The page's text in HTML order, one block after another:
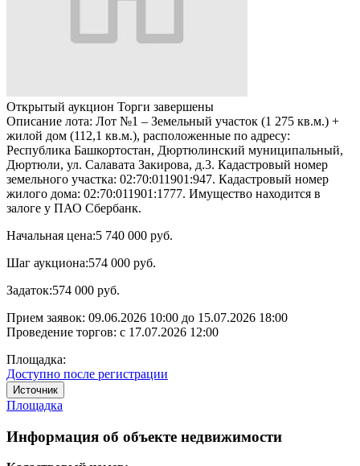
Открытый аукцион Торги завершены
Описание лота: Лот №1 – Земельный участок (1 275 кв.м.) +
жилой дом (112,1 кв.м.), расположенные по адресу:
Республика Башкортостан, Дюртюлинский муниципальный,
Дюртюли, ул. Салавата Закирова, д.3. Кадастровый номер
земельного участка: 02:70:011901:947. Кадастровый номер
жилого дома: 02:70:011901:1777. Имущество находится в
залоге у ПАО Сбербанк.
Начальная цена:5 740 000 руб.
Шаг аукциона:574 000 руб.
Задаток:574 000 руб.
Прием заявок: 09.06.2026 10:00 до 15.07.2026 18:00
Проведение торгов: с 17.07.2026 12:00
Площадка:
Доступно после регистрации
Источник
Площадка
Информация об объекте недвижимости